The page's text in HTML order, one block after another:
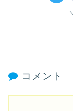
コメント